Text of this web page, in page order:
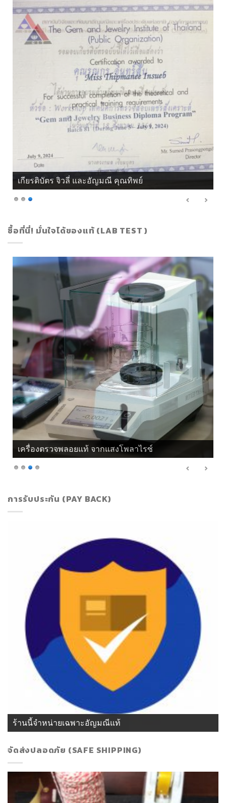
เกียรติบัตร จิวลี่ และอัญมณี คุณทิพย์
ซื้อที่นี่! มั่นใจได้ของแท้ (LAB TEST )
เครื่องตรวจพลอยแท้ จากแสงโพลาไรซ์
การรับประกัน (PAY BACK)
ร้านนี้จำหน่ายเฉพาะอัญมณีแท้
จัดส่งปลอดภัย (SAFE SHIPPING)